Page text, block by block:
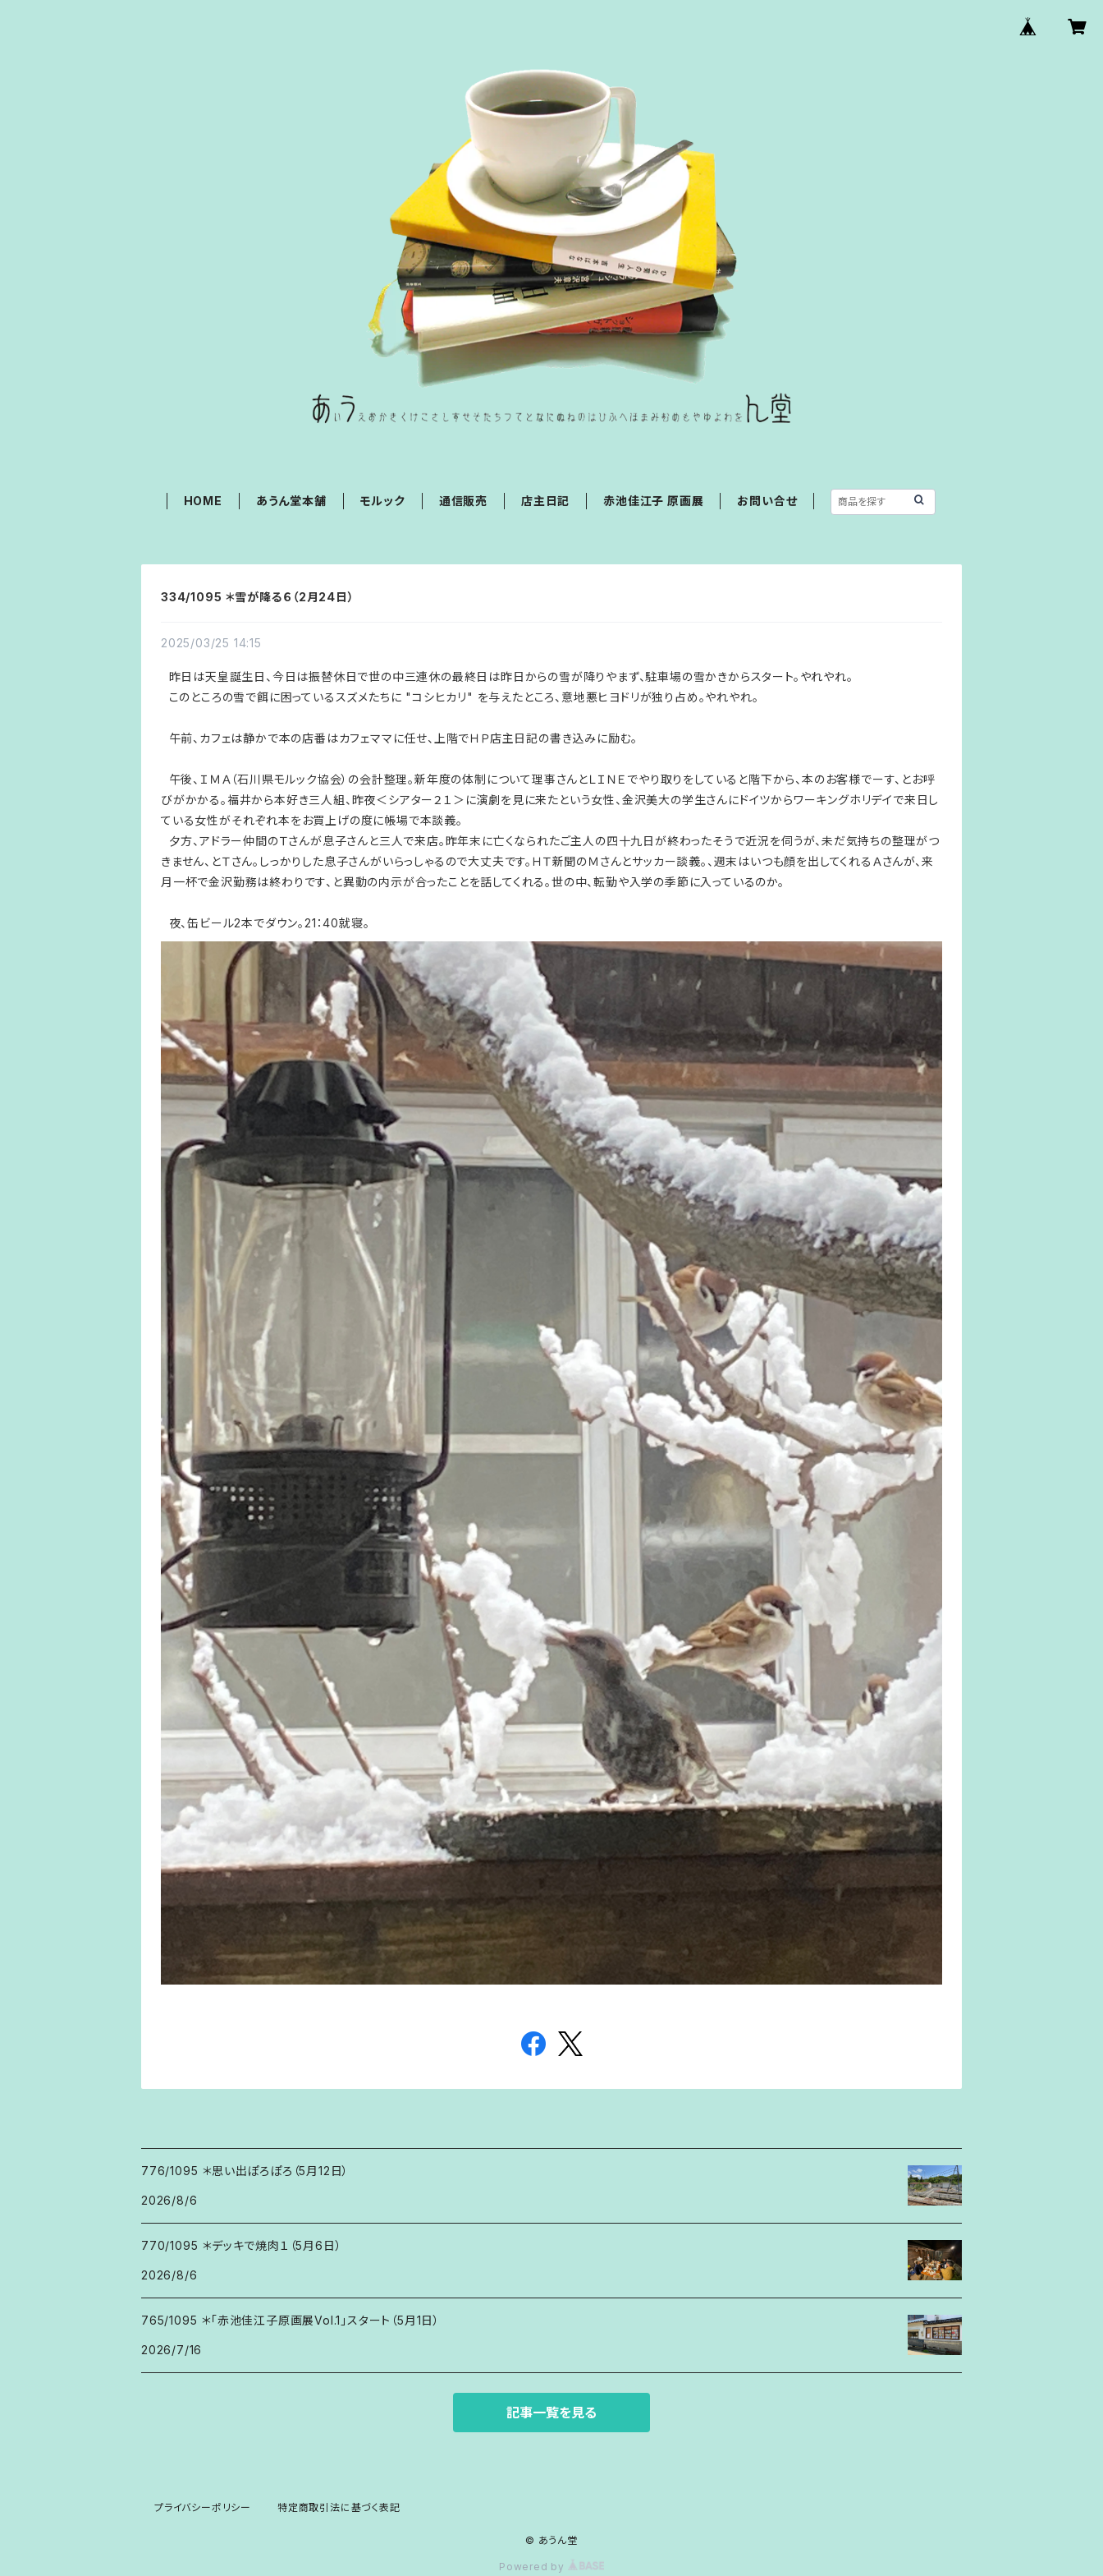
HOME あうん堂本舗 モルック 通信販売 店主日記 赤池佳江子 原画展 お問い合せ
334/1095 ＊雪が降る６（2月24日）
2025/03/25 14:15
昨日は天皇誕生日、今日は振替休日で世の中三連休の最終日は昨日からの雪が降りやまず、駐車場の雪かきからスタート。やれやれ。
このところの雪で餌に困っているスズメたちに "コシヒカリ" を与えたところ、意地悪ヒヨドリが独り占め。やれやれ。
午前、カフェは静かで本の店番はカフェママに任せ、上階でＨＰ店主日記の書き込みに励む。
午後、ＩＭＡ（石川県モルック協会）の会計整理。新年度の体制について理事さんとＬＩＮＥでやり取りをしていると階下から、本のお客様でーす、とお呼
びがかかる。福井から本好き三人組、昨夜＜シアター２１＞に演劇を見に来たという女性、金沢美大の学生さんにドイツからワーキングホリデイで来日し
ている女性がそれぞれ本をお買上げの度に帳場で本談義。
夕方、アドラー仲間のＴさんが息子さんと三人で来店。昨年末に亡くなられたご主人の四十九日が終わったそうで近況を伺うが、未だ気持ちの整理がつ
きません、とＴさん。しっかりした息子さんがいらっしゃるので大丈夫です。ＨＴ新聞のＭさんとサッカー談義。、週末はいつも顔を出してくれるＡさんが、来
月一杯で金沢勤務は終わりです、と異動の内示が合ったことを話してくれる。世の中、転勤や入学の季節に入っているのか。
夜、缶ビール2本でダウン。21：40就寝。
776/1095 ＊思い出ぽろぽろ（5月12日）
2026/8/6
770/1095 ＊デッキで焼肉１（5月6日）
2026/8/6
765/1095 ＊「赤池佳江子原画展Vol.1」スタート（5月1日）
2026/7/16
記事一覧を見る
プライバシーポリシー 特定商取引法に基づく表記
© あうん堂
Powered by